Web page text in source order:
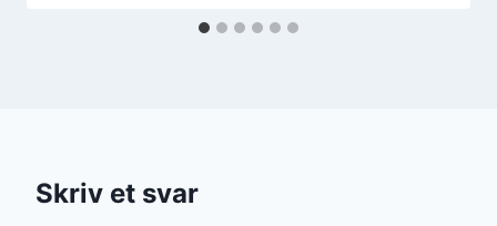
Skriv et svar